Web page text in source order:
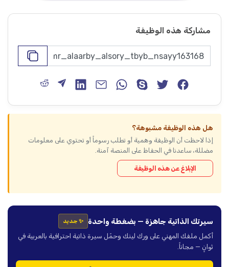
مشاركة هذه الوظيفة
هل هذه الوظيفة مشبوهة؟
إذا لاحظت أن الوظيفة وهمية أو تطلب رسوماً أو تحتوي على معلومات
مضللة، ساعدنا في الحفاظ على المنصة آمنة.
الإبلاغ عن هذه الوظيفة
سيرتك الذاتية جاهزة — بضغطة واحدة ✨ جديد
أكمل ملفك المهني على ورك لينك وحمّل سيرة ذاتية احترافية بالعربية في
ثوانٍ — مجاناً.